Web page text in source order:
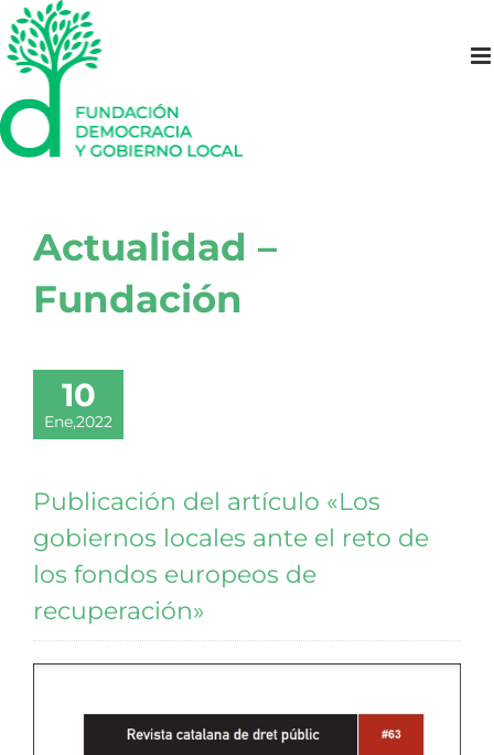
Saltar
al
contenido
Actualidad –
Fundación
10
Ene,2022
Publicación del artículo «Los
gobiernos locales ante el reto de
los fondos europeos de
recuperación»